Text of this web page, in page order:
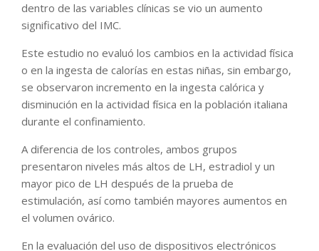
dentro de las variables clínicas se vio un aumento
significativo del IMC.
Este estudio no evaluó los cambios en la actividad física
o en la ingesta de calorías en estas niñas, sin embargo,
se observaron incremento en la ingesta calórica y
disminución en la actividad física en la población italiana
durante el confinamiento.
A diferencia de los controles, ambos grupos
presentaron niveles más altos de LH, estradiol y un
mayor pico de LH después de la prueba de
estimulación, así como también mayores aumentos en
el volumen ovárico.
En la evaluación del uso de dispositivos electrónicos